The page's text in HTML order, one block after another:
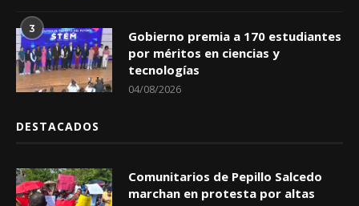
3
Gobierno premia a 170 estudiantes
por méritos en ciencias y
tecnologías
04/08/2026
DESTACADOS
Comunitarios de Pepillo Salcedo
marchan en protesta por altas